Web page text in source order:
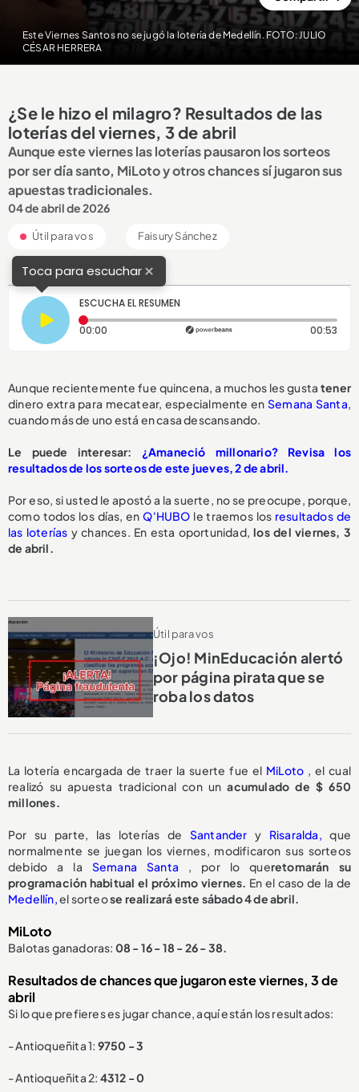
Este Viernes Santos no se jugó la lotería de Medellín. FOTO: JULIO
CÉSAR HERRERA
¿Se le hizo el milagro? Resultados de las
loterías del viernes, 3 de abril
Aunque este viernes las loterías pausaron los sorteos
por ser día santo, MiLoto y otros chances sí jugaron sus
apuestas tradicionales.
04 de abril de 2026
Útil para vos Faisury Sánchez
Toca para escuchar×
ESCUCHA EL RESUMEN
00:00 Tiempo transcurrido: 0 segundos 00:53
Aunque recientemente fue quincena, a muchos les gusta tener
dinero extra para mecatear, especialmente enSemana Santa,
cuando más de uno está en casa descansando.
Le puede interesar: ¿Amaneció millonario? Revisa los
resultados de los sorteos de este jueves, 2 de abril.
Por eso, si usted le apostó a la suerte, no se preocupe, porque,
como todos los días, enQ'HUBO le traemos los resultados de
las loterías y chances. En esta oportunidad,los del viernes, 3
de abril.
Útil para vos
¡Ojo! MinEducación alertó
por página pirata que se
roba los datos
La lotería encargada de traer la suerte fue el MiLoto , el cual
realizó su apuesta tradicional con un acumulado de $ 650
millones.
Por su parte, las loterías de Santander y Risaralda, que
normalmente se juegan los viernes, modificaron sus sorteos
debido a la Semana Santa , por lo queretomarán su
programación habitual el próximo viernes. En el caso de la de
Medellín,el sorteose realizará este sábado 4 de abril.
MiLoto
Balotas ganadoras: 08 - 16 - 18 - 26 - 38.
Resultados de chances que jugaron este viernes, 3 de
abril
Si lo que prefieres es jugar chance, aquí están los resultados:
- Antioqueñita 1: 9750 - 3
- Antioqueñita 2: 4312 - 0